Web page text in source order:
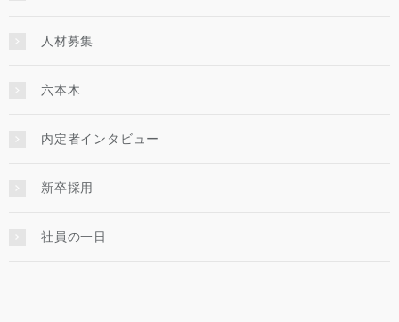
人材募集
六本木
内定者インタビュー
新卒採用
社員の一日